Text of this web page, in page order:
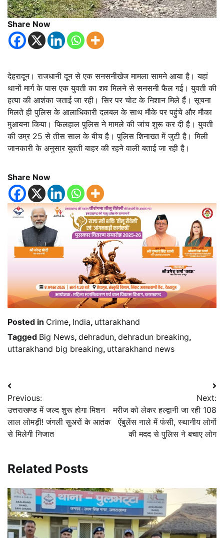
Share Now
देहरादून। राजधानी दून से एक सनसनीखेज मामला सामने आया है। यहां
थानों मार्ग के पास एक युवती का शव मिलने से सनसनी फैल गई। युवती की
हत्या की आशंका जताई जा रही। सिर पर चोट के निशान मिले हैं। सूचना
मिलते ही पुलिस के आलाधिकारी दलबल के साथ मौके पर पहुंचे और मौका
मुआयना किया। फिलहाल पुलिस ने मामले की जांच शुरू कर दी है। युवती
की उम्र 25 से तीस साल के बीच है। पुलिस शिनाख्त में जुटी है। मिली
जानकारी के अनुसार युवती बाहर की रहने वाली बताई जा रही है।
Share Now
Posted in Crime, India, uttarakhand
Tagged Big News, dehradun, dehradun breaking,
uttarakhand big breaking, uttarakhand news
Post
navigation
Previous:
उत्तराखण्ड में जल्द शुरू होगा मिशन
लाल लोमड़ी! जंगली सुअरों के आतंक
से मिलेगी निजात
Next:
मरीज को लेकर हल्द्वानी जा रही 108
ऐंबुलेंस नाले में फंसी, स्थानीय लोगों
की मदद से पुलिस ने बचाए लोग
Related Posts